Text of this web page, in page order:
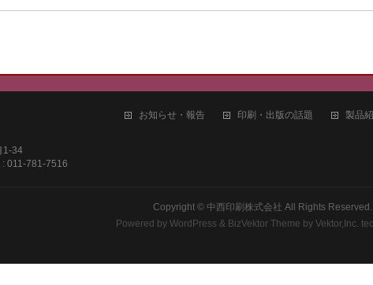
条1丁目1-34
011-781-7516
お知らせ・報告 印刷・出版の話題 製品
Copyright © 中西印刷株式会社 All Rights Reserved.
Powered by WordPress & BizVektor Theme by Vektor,Inc.